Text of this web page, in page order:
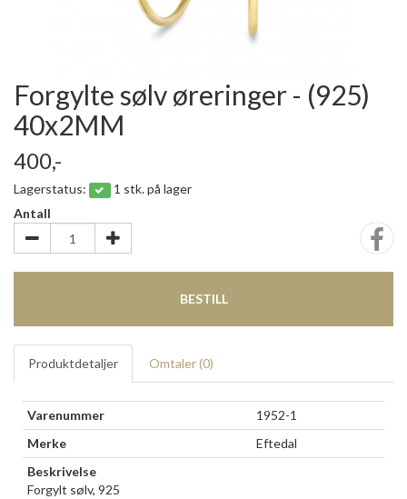
Forgylte sølv øreringer - (925)
40x2MM
400,-
Lagerstatus:
1 stk. på lager
Antall
BESTILL
Produktdetaljer Omtaler (0)
Varenummer
1952-1
Merke
Eftedal
Beskrivelse
Forgylt sølv, 925